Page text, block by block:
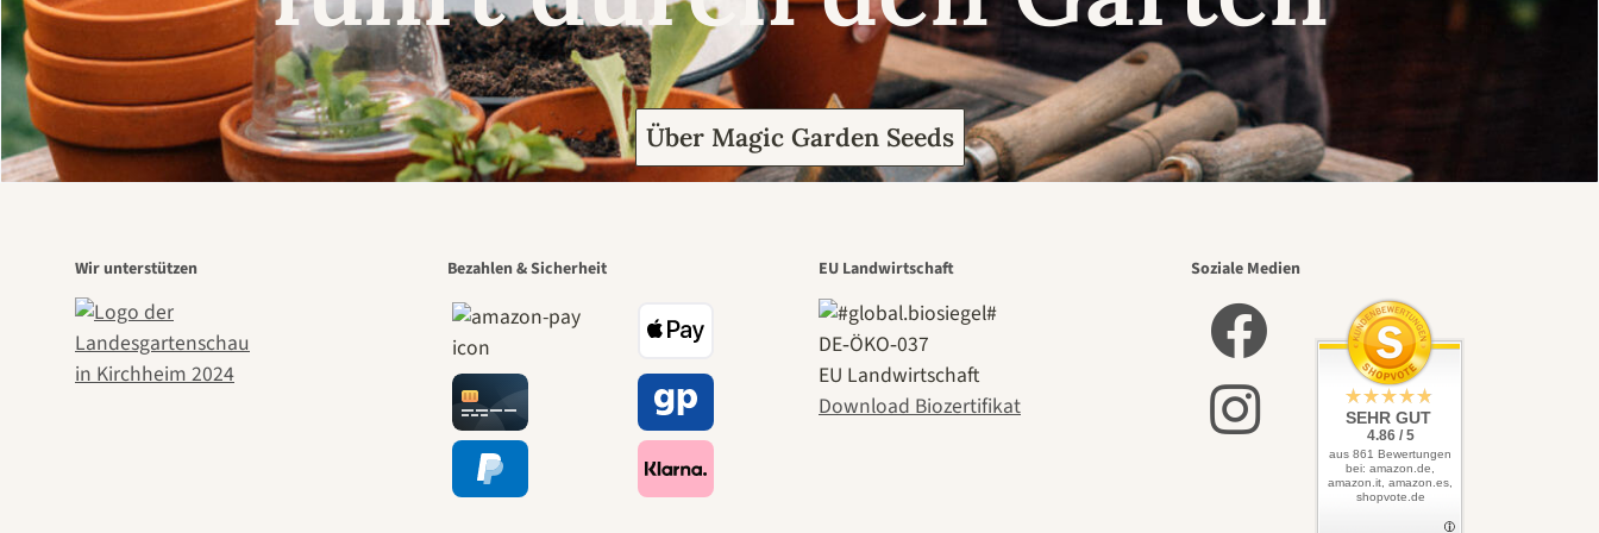
Über Magic Garden Seeds
Wir unterstützen Bezahlen & Sicherheit EU Landwirtschaft
DE‑ÖKO‑037
EU Landwirtschaft
Download Biozertifikat
Soziale Medien
SEHR GUT
4.86 / 5
aus 861 Bewertungen
bei: amazon.de,
amazon.it, amazon.es,
shopvote.de